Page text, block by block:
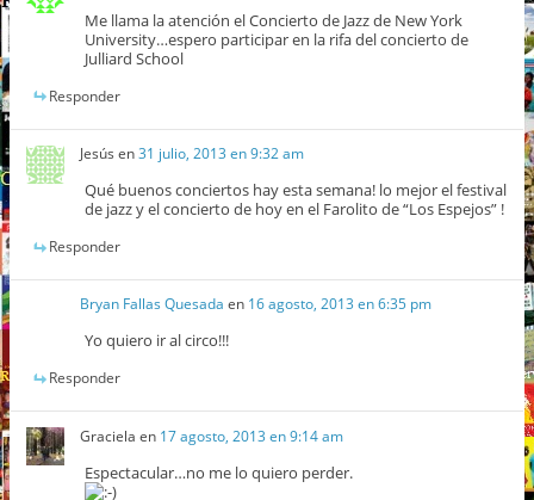
Me llama la atención el Concierto de Jazz de New York
University…espero participar en la rifa del concierto de
Julliard School
Responder
Jesús en31 julio, 2013 en 9:32 am
Qué buenos conciertos hay esta semana! lo mejor el festival
de jazz y el concierto de hoy en el Farolito de “Los Espejos” !
Responder
Bryan Fallas Quesada en 16 agosto, 2013 en 6:35 pm
Yo quiero ir al circo!!!
Responder
Graciela en 17 agosto, 2013 en 9:14 am
Espectacular…no me lo quiero perder.